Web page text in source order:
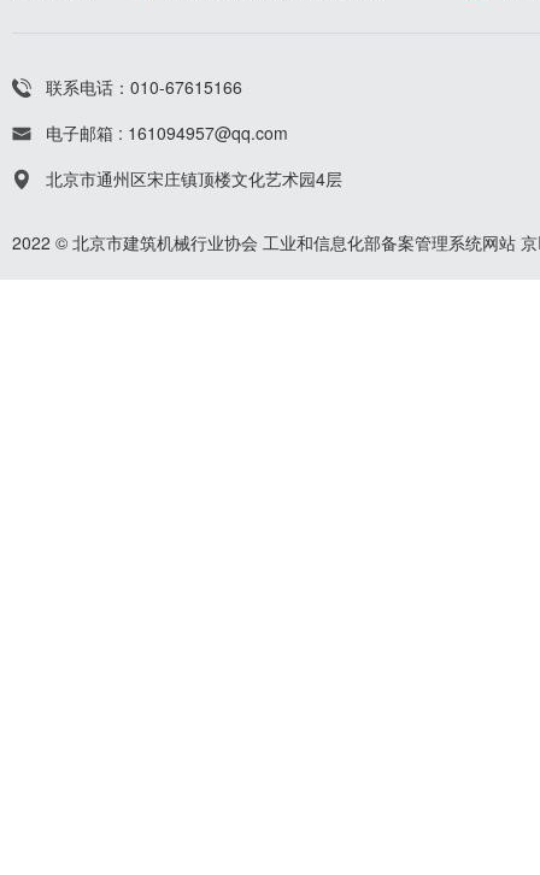
联系电话：010-67615166
电子邮箱 : 161094957@qq.com
北京市通州区宋庄镇顶楼文化艺术园4层
2022 © 北京市建筑机械行业协会 工业和信息化部备案管理系统网站